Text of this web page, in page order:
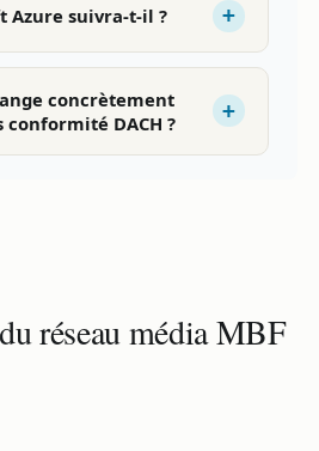
Azure suivra-t-il ?
concrètement
conformité DACH ?
réseau média MBF